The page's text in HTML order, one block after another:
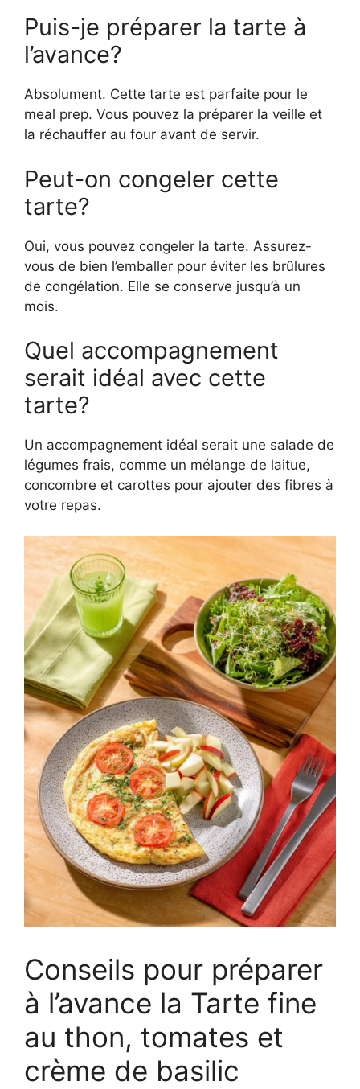
Puis-je préparer la tarte à
l’avance?
Absolument. Cette tarte est parfaite pour le
meal prep. Vous pouvez la préparer la veille et
la réchauffer au four avant de servir.
Peut-on congeler cette
tarte?
Oui, vous pouvez congeler la tarte. Assurez-
vous de bien l’emballer pour éviter les brûlures
de congélation. Elle se conserve jusqu’à un
mois.
Quel accompagnement
serait idéal avec cette
tarte?
Un accompagnement idéal serait une salade de
légumes frais, comme un mélange de laitue,
concombre et carottes pour ajouter des fibres à
votre repas.
Conseils pour préparer
à l’avance la Tarte fine
au thon, tomates et
crème de basilic